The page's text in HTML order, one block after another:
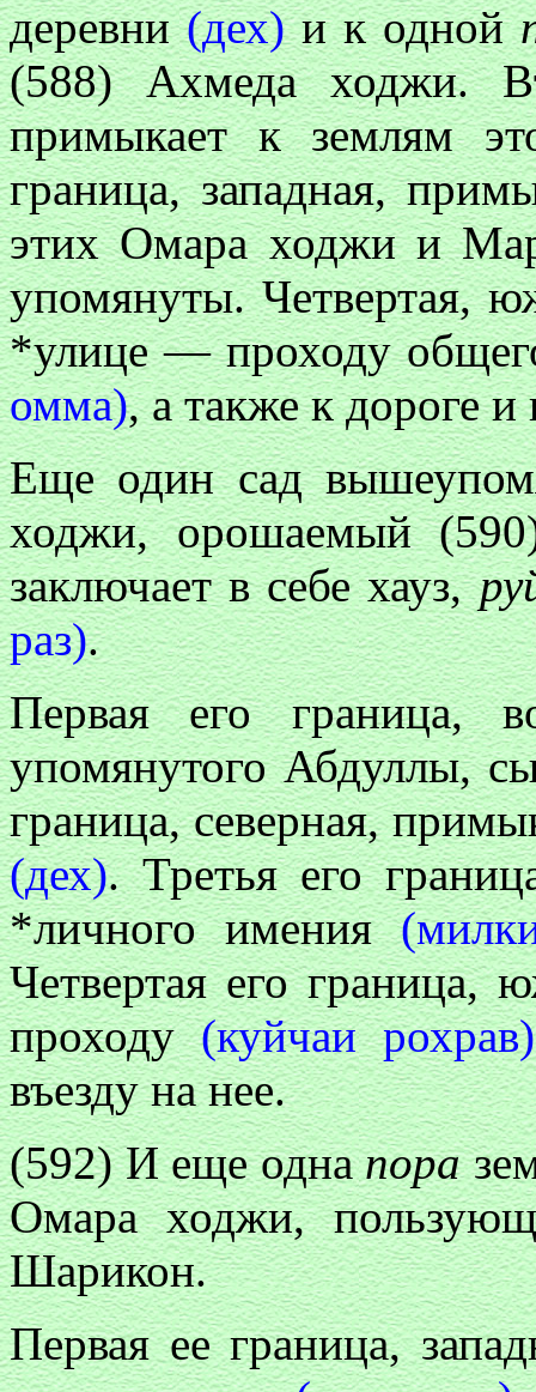
деревни(дех) и к одной
(588) Ахмеда ходжи.
примыкает к землям
граница, западная,
этих Омара ходжи и
упомянуты. Четвертая,
*улице — проходу
омма), а также к дороге и
Еще один сад
ходжи, орошаемый
заключает в себе хауз,
раз).
Первая его граница,
упомянутого Абдуллы,
граница, северная,
(дех). Третья его
*личного имения
Четвертая его
проходу(куйчаи рохрав)
въезду на нее.
(592) И еще однапора
Омара ходжи,
Шарикон.
Первая ее граница,